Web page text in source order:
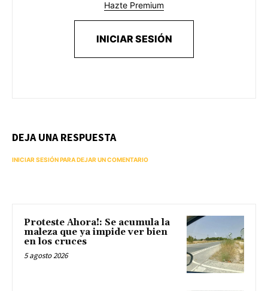
Hazte Premium
INICIAR SESIÓN
DEJA UNA RESPUESTA
INICIAR SESIÓN PARA DEJAR UN COMENTARIO
Proteste Ahora!: Se acumula la
maleza que ya impide ver bien
en los cruces
5 agosto 2026